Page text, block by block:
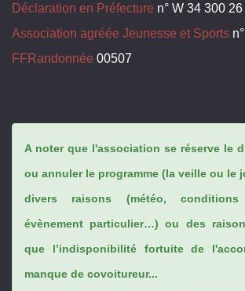
Déclaration en Préfecture n° W 34 300
Association agréée Jeunesse et Sports
FFRandonnée 00507
A noter que l'association se réserve le
ou annuler le programme (la veille ou le
divers raisons (météo,
évènement particulier…) ou des
que l’indisponibilité fortuite de
manque de covoitureur...